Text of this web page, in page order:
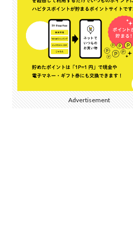
Advertisement